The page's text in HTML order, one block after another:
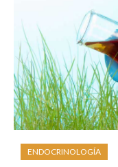
ENDOCRINOLOGÍA